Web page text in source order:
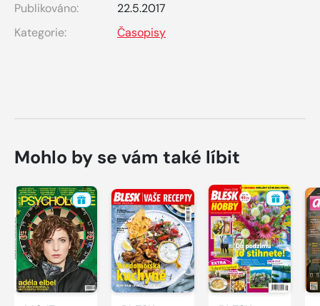
Publikováno:
22.5.2017
Kategorie:
Časopisy
Mohlo by se vám také líbit